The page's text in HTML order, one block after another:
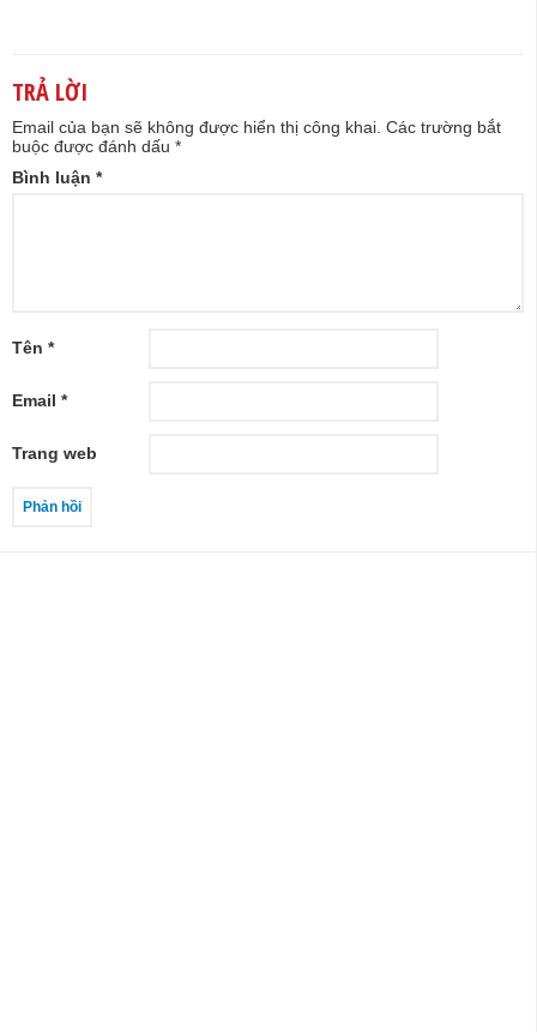
TRẢ LỜI
Email của bạn sẽ không được hiển thị công khai. Các trường bắt
buộc được đánh dấu *
Bình luận *
Tên *
Email *
Trang web